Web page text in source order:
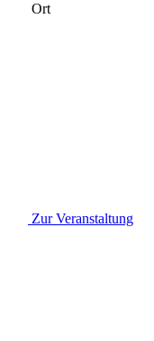
Ort
Zur Veranstaltung